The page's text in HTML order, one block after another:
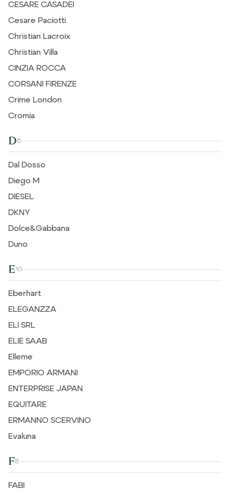
CESARE CASADEI
Cesare Paciotti
Christian Lacroix
Christian Villa
CINZIA ROCCA
CORSANI FIRENZE
Crime London
Cromia
D6
Dal Dosso
Diego M
DIESEL
DKNY
Dolce&Gabbana
Duno
E10
Eberhart
ELEGANZZA
ELI SRL
ELIE SAAB
Elleme
EMPORIO ARMANI
ENTERPRISE JAPAN
EQUITARE
ERMANNO SCERVINO
Evaluna
F8
FABI